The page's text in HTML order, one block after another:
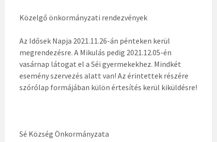
Közelgő önkormányzati rendezvények
Az Idősek Napja 2021.11.26-án pénteken kerül
megrendezésre. A Mikulás pedig 2021.12.05-én
vasárnap látogat el a Séi gyermekekhez. Mindkét
esemény szervezés alatt van! Az érintettek részére
szórólap formájában külön értesítés kerül kiküldésre!
Sé Község Önkormányzata